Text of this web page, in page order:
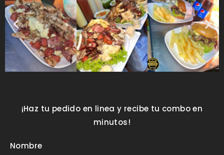
¡Haz tu pedido en linea y recibe tu combo en
minutos!
Nombre